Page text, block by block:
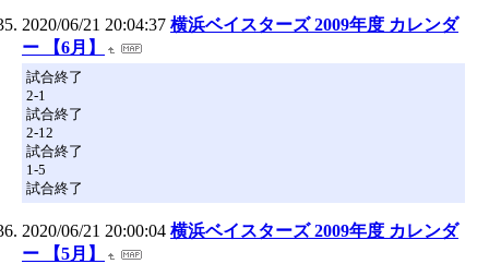
2020/06/21 20:04:37 横浜ベイスターズ 2009年度 カレンダ
ー 【6月】
試合終了
2-1
試合終了
2-12
試合終了
1-5
試合終了
2020/06/21 20:00:04 横浜ベイスターズ 2009年度 カレンダ
ー 【5月】